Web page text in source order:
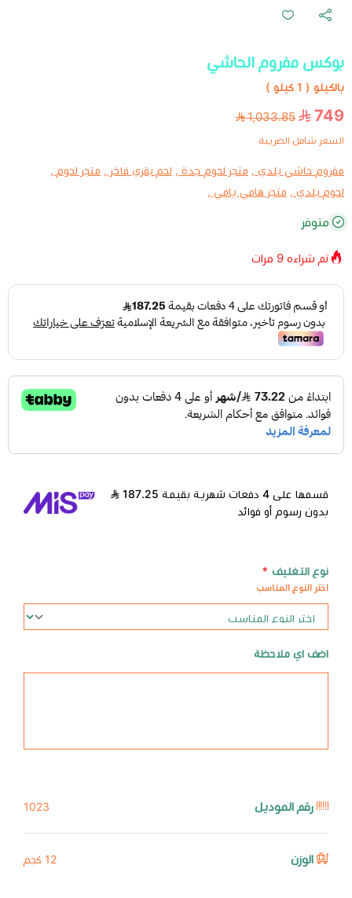
بوكس مفروم الحاشي
بالكيلو ( 1 كيلو )
749
1,033.85
السعر شامل الضريبة
مفروم حاشي بلدي , متجر لحوم جدة , لحم بقري فاخر , متجر لحوم ,
لحوم بلدي , متجر هامي يامي ,
متوفر
تم شراءه 9 مرات
قسمها على 4 دفعات شهرية بقيمة 187.25
بدون رسوم أو فوائد
نوع التغليف *
اختر النوع المناسب
اضف اي ملاحظة
رقم الموديل 1023
الوزن 12 كجم